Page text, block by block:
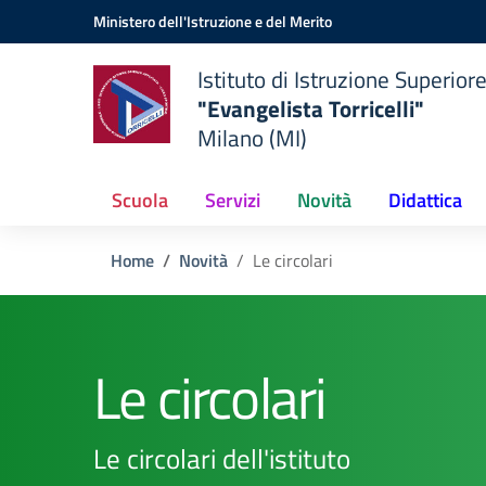
Vai ai contenuti
Vai al menu di navigazioneMinistero dell'Istruzione e del Merito
Istituto di Istruzione Superiore
"Evangelista Torricelli"
Milano (MI)
Scuola Servizi Novità Didattica
Home Novità Le circolari
Le circolari
Le circolari dell'istituto